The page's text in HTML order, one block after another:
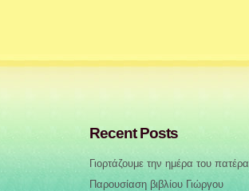
Recent Posts
Γιορτάζουμε την ημέρα του πατέρα
Παρουσίαση βιβλίου Γιώργου